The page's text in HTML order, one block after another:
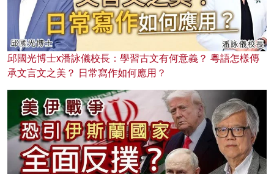
邱國光博士x潘詠儀校長：學習古文有何意義？ 粵語怎樣傳
承文言文之美？ 日常寫作如何應用？